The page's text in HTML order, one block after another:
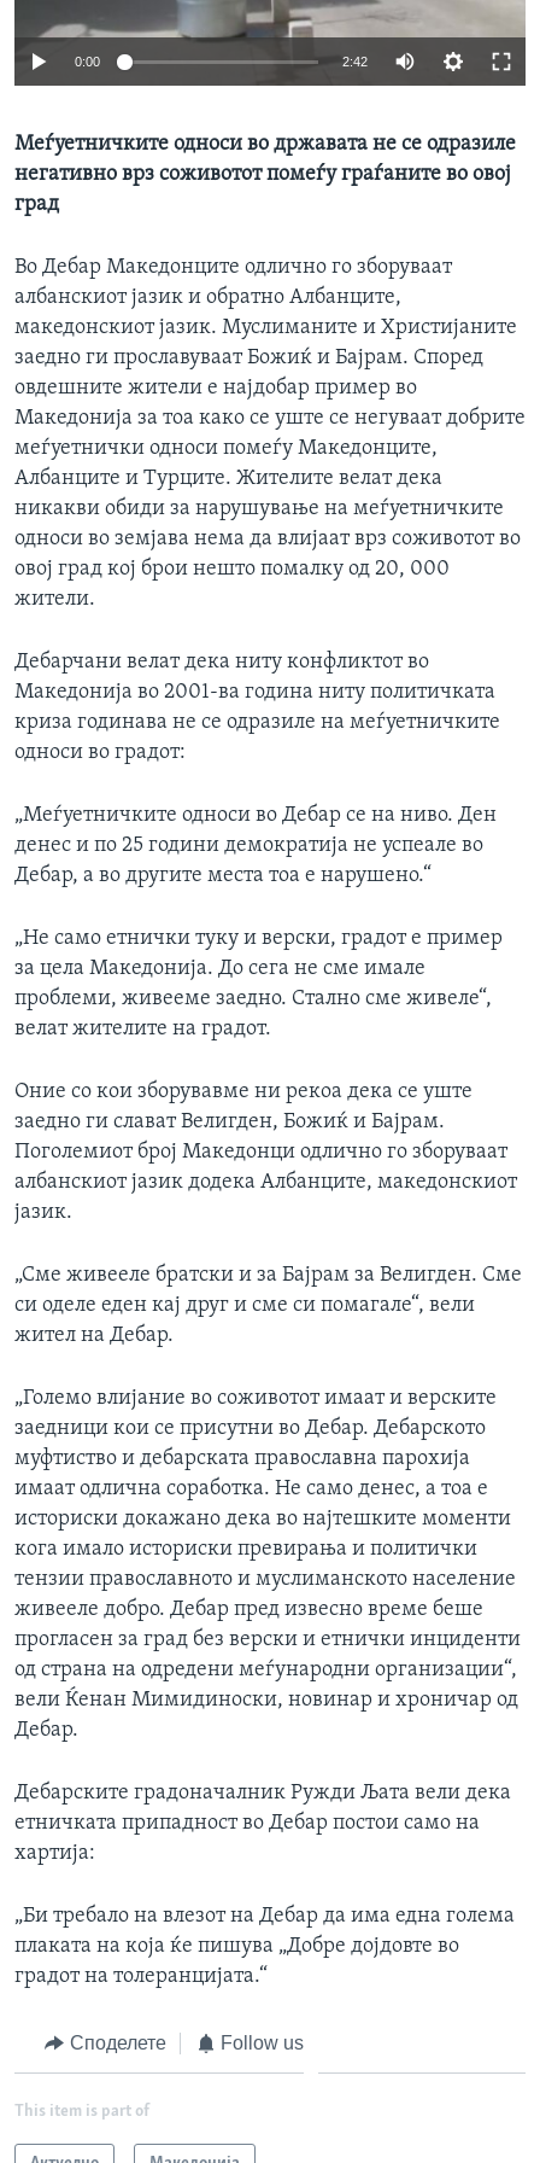
ИНТЕРВЈУА
0:00 2:42
Меѓуетничките односи во државата не се одразиле
негативно врз соживотот помеѓу граѓаните во овој
град
Во Дебар Македонците одлично го зборуваат
албанскиот јазик и обратно Албанците,
македонскиот јазик. Муслиманите и Христијаните
заедно ги прославуваат Божиќ и Бајрам. Според
овдешните жители е најдобар пример во
Македонија за тоа како се уште се негуваат добрите
меѓуетнички односи помеѓу Македонците,
Албанците и Турците. Жителите велат дека
никакви обиди за нарушување на меѓуетничките
односи во земјава нема да влијаат врз соживотот во
овој град кој брои нешто помалку од 20, 000
жители.
Дебарчани велат дека ниту конфликтот во
Македонија во 2001-ва година ниту политичката
криза годинава не се одразиле на меѓуетничките
односи во градот:
„Меѓуетничките односи во Дебар се на ниво. Ден
денес и по 25 години демократија не успеале во
Дебар, а во другите места тоа е нарушено.“
„Не само етнички туку и верски, градот е пример
за цела Македонија. До сега не сме имале
проблеми, живееме заедно. Стално сме живеле“,
велат жителите на градот.
Оние со кои зборувавме ни рекоа дека се уште
заедно ги слават Велигден, Божиќ и Бајрам.
Поголемиот број Македонци одлично го зборуваат
албанскиот јазик додека Албанците, македонскиот
јазик.
„Сме живееле братски и за Бајрам за Велигден. Сме
си оделе еден кај друг и сме си помагале“, вели
жител на Дебар.
„Големо влијание во соживотот имаат и верските
заедници кои се присутни во Дебар. Дебарското
муфтиство и дебарската православна парохија
имаат одлична соработка. Не само денес, а тоа е
историски докажано дека во најтешките моменти
кога имало историски превирања и политички
тензии православното и муслиманското население
живееле добро. Дебар пред извесно време беше
прогласен за град без верски и етнички инциденти
од страна на одредени меѓународни организации“,
вели Ќенан Мимидиноски, новинар и хроничар од
Дебар.
Дебарските градоначалник Ружди Љата вели дека
етничката припадност во Дебар постои само на
хартија:
„Би требало на влезот на Дебар да има една голема
плаката на која ќе пишува „Добре дојдовте во
градот на толеранцијата.“
Споделете Follow us
This item is part of